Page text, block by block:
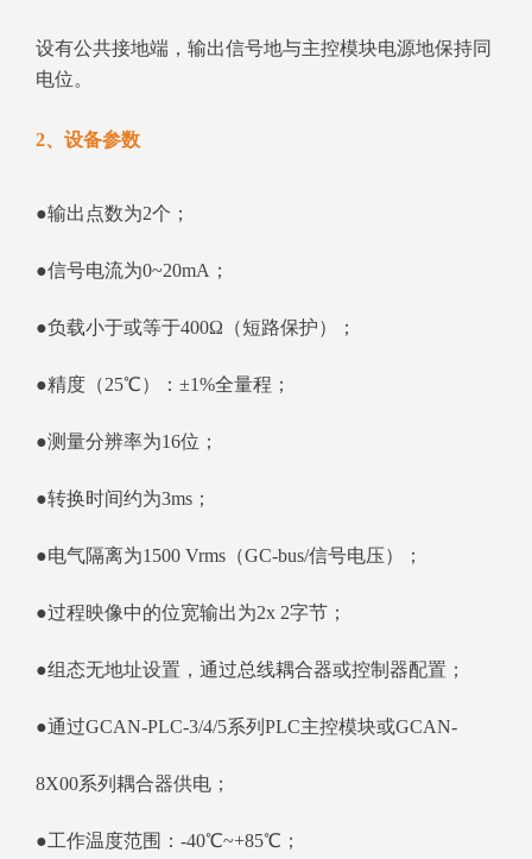
设有公共接地端，输出信号地与主控模块电源地保持同
电位。
2、设备参数
●输出点数为2个；
●信号电流为0~20mA；
●负载小于或等于400Ω（短路保护）；
●精度（25℃）：±1%全量程；
●测量分辨率为16位；
●转换时间约为3ms；
●电气隔离为1500 Vrms（GC-bus/信号电压）；
●过程映像中的位宽输出为2x 2字节；
●组态无地址设置，通过总线耦合器或控制器配置；
●通过GCAN-PLC-3/4/5系列PLC主控模块或GCAN-
8X00系列耦合器供电；
●工作温度范围：-40℃~+85℃；